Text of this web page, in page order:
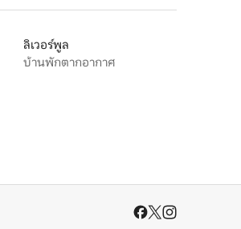
ลิเวอร์พูล
บ้านพักตากอากาศ